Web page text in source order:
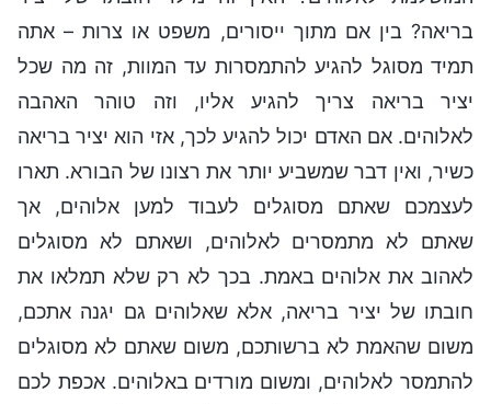
בריאה? בין אם מתוך ייסורים, משפט או צרות – אתה
תמיד מסוגל להגיע להתמסרות עד המוות, זה מה שכל
יציר בריאה צריך להגיע אליו, וזה טוהר האהבה
לאלוהים. אם האדם יכול להגיע לכך, אזי הוא יציר בריאה
כשיר, ואין דבר שמשביע יותר את רצונו של הבורא. תארו
לעצמכם שאתם מסוגלים לעבוד למען אלוהים, אך
שאתם לא מתמסרים לאלוהים, ושאתם לא מסוגלים
לאהוב את אלוהים באמת. בכך לא רק שלא תמלאו את
חובתו של יציר בריאה, אלא שאלוהים גם יגנה אתכם,
משום שהאמת לא ברשותכם, משום שאתם לא מסוגלים
להתמסר לאלוהים, ומשום מורדים באלוהים. אכפת לכם